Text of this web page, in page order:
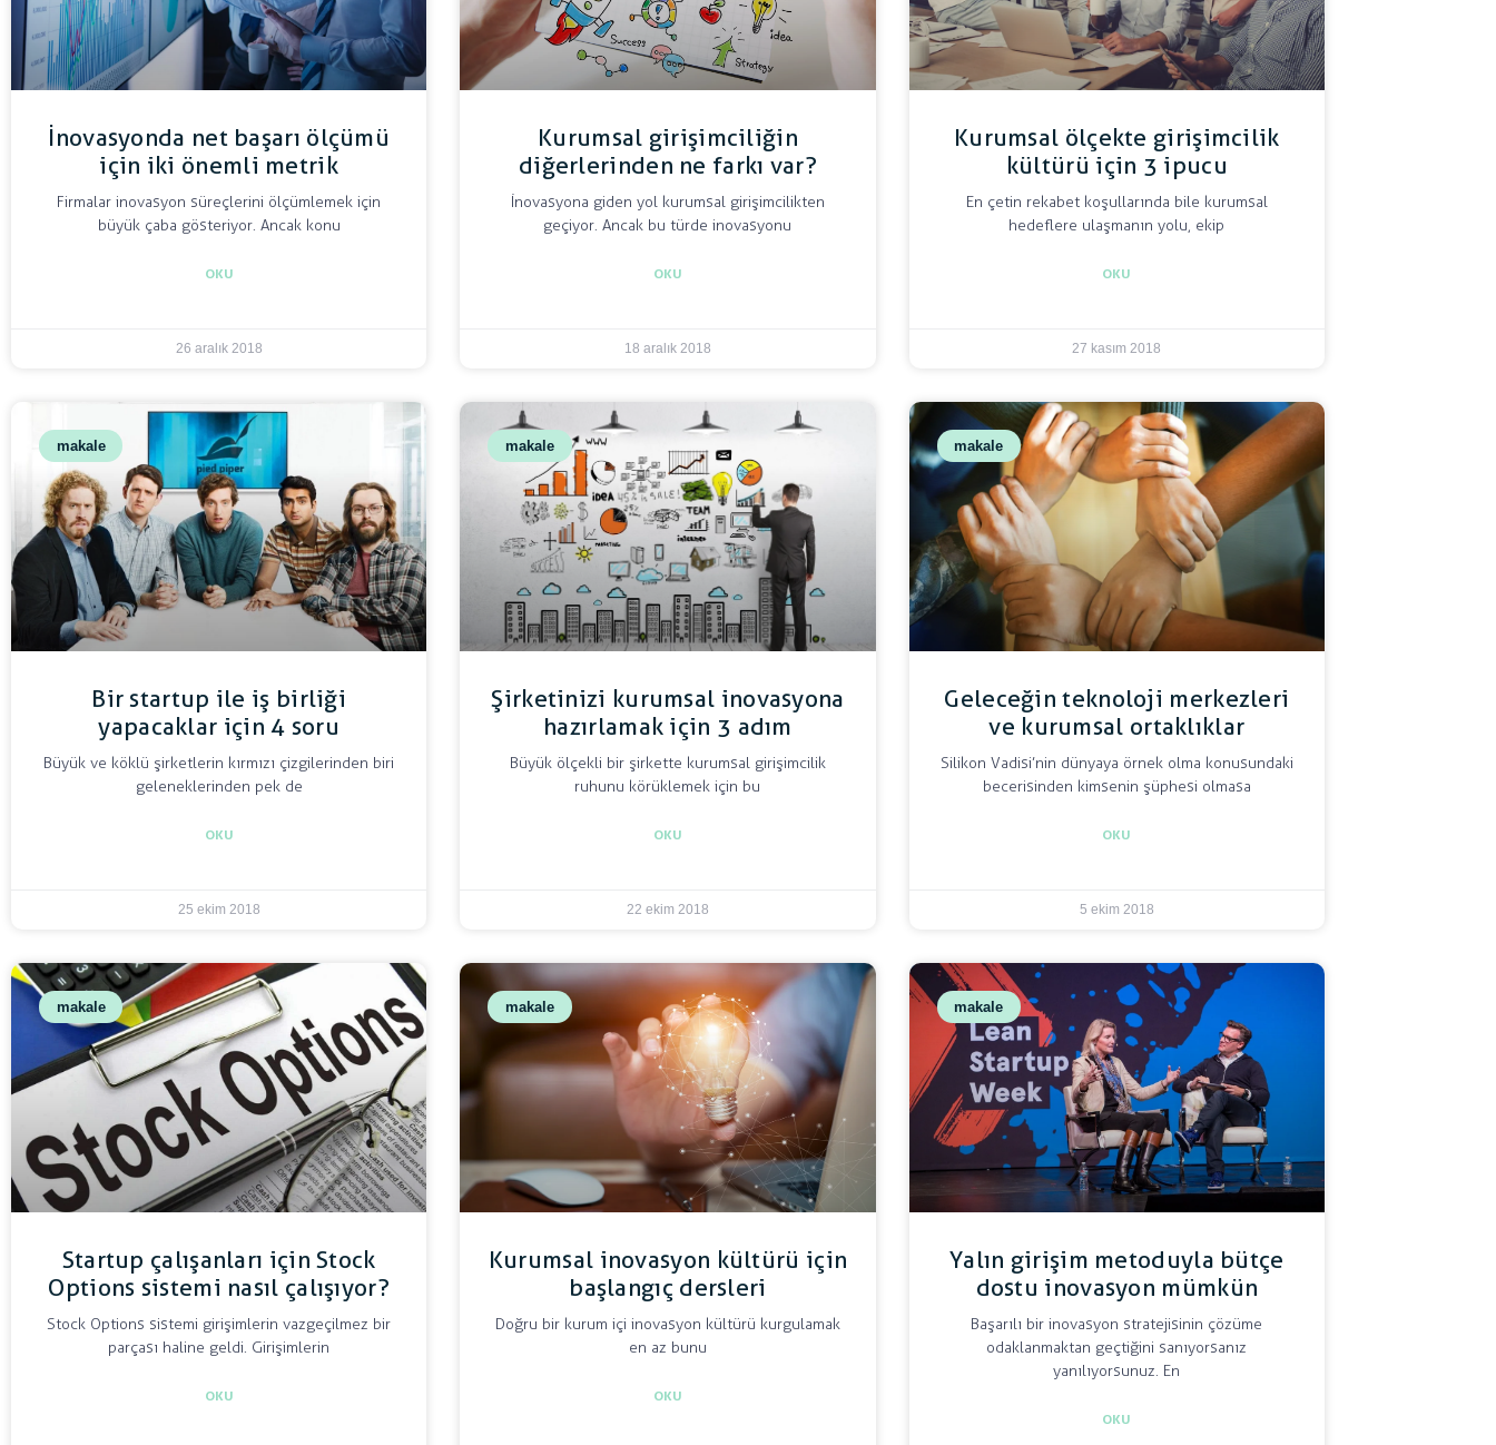
İnovasyonda net başarı ölçümü
için iki önemli metrik
Firmalar inovasyon süreçlerini ölçümlemek için
büyük çaba gösteriyor. Ancak konu
OKU
26 aralık 2018
Kurumsal girişimciliğin
diğerlerinden ne farkı var?
İnovasyona giden yol kurumsal girişimcilikten
geçiyor. Ancak bu türde inovasyonu
OKU
18 aralık 2018
Kurumsal ölçekte girişimcilik
kültürü için 3 ipucu
En çetin rekabet koşullarında bile kurumsal
hedeflere ulaşmanın yolu, ekip
OKU
27 kasım 2018
makale
Bir startup ile iş birliği
yapacaklar için 4 soru
Büyük ve köklü şirketlerin kırmızı çizgilerinden biri
geleneklerinden pek de
OKU
25 ekim 2018
makale
Şirketinizi kurumsal inovasyona
hazırlamak için 3 adım
Büyük ölçekli bir şirkette kurumsal girişimcilik
ruhunu körüklemek için bu
OKU
22 ekim 2018
makale
Geleceğin teknoloji merkezleri
ve kurumsal ortaklıklar
Silikon Vadisi’nin dünyaya örnek olma konusundaki
becerisinden kimsenin şüphesi olmasa
OKU
5 ekim 2018
makale
Startup çalışanları için Stock
Options sistemi nasıl çalışıyor?
Stock Options sistemi girişimlerin vazgeçilmez bir
parçası haline geldi. Girişimlerin
OKU
makale
Kurumsal inovasyon kültürü için
başlangıç dersleri
Doğru bir kurum içi inovasyon kültürü kurgulamak
en az bunu
OKU
makale
Yalın girişim metoduyla bütçe
dostu inovasyon mümkün
Başarılı bir inovasyon stratejisinin çözüme
odaklanmaktan geçtiğini sanıyorsanız
yanılıyorsunuz. En
OKU